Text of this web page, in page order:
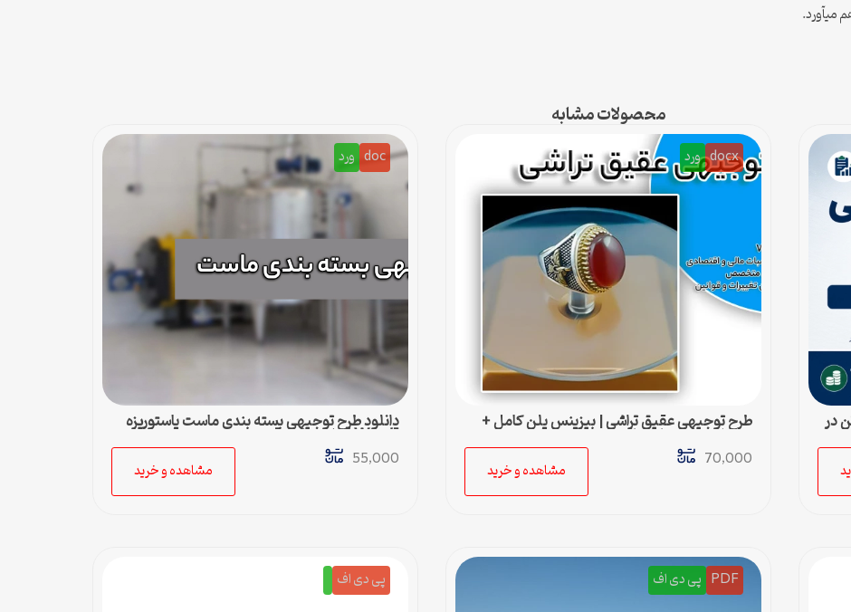
میآورد.
محصولات مشابه
پرورش ماهی قزل‌آلا 80 تن در
docx ورد
طرح توجیهی عقيق تراشی | بیزینس پلن کامل +
جداول و محاسبات مالی
70,000
مشاهده و خرید
doc ورد
دانلود طرح توجیهی بسته بندی ماست پاستوریزه
[Word قابل ویرایش]
55,000
مشاهده و خرید
PDF پی دی اف پی دی اف